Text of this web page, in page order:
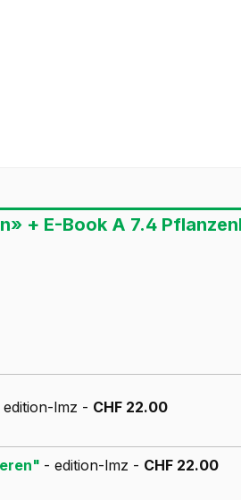
+ E-Book A 7.4
edition-lmz - CHF 22.00
- edition-lmz - CHF 22.00